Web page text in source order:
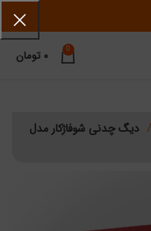
0 ۰ تومان
دیگ چدنی شوفاژکار مدل